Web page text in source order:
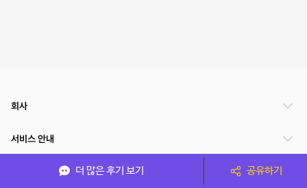
더 많은 후기 보기 공유하기
회사
서비스 안내